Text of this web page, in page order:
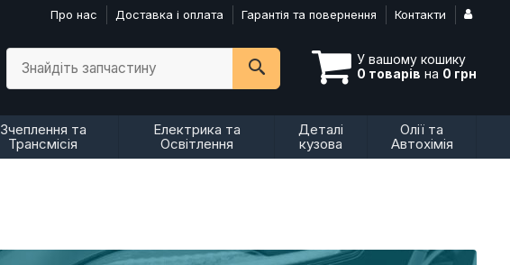
Про нас Доставка і оплата Гарантія та повернення Контакти
У вашому кошику
0 товарів на 0 грн
Знайдіть запчастину
Зчеплення та
Трансмісія
Електрика та
Освітлення
Деталі
кузова
Олії та
Автохімія